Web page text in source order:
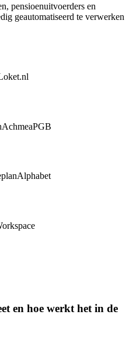
pensioenuitvoerders en
geautomatiseerd te verwerken
AchmeaPGB
Alphabet
en hoe werkt het in de